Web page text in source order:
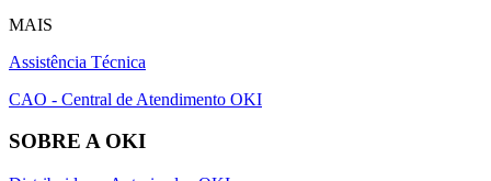
MAIS
Assistência Técnica
CAO - Central de Atendimento OKI
SOBRE A OKI